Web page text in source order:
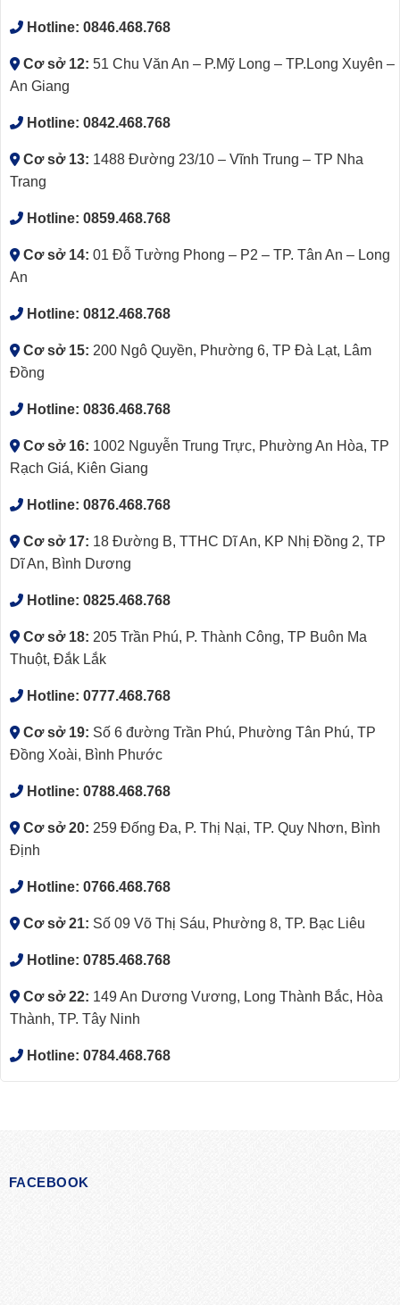
Hotline: 0846.468.768
Cơ sở 12: 51 Chu Văn An – P.Mỹ Long – TP.Long Xuyên –
An Giang
Hotline: 0842.468.768
Cơ sở 13: 1488 Đường 23/10 – Vĩnh Trung – TP Nha
Trang
Hotline: 0859.468.768
Cơ sở 14: 01 Đỗ Tường Phong – P2 – TP. Tân An – Long
An
Hotline: 0812.468.768
Cơ sở 15: 200 Ngô Quyền, Phường 6, TP Đà Lạt, Lâm
Đồng
Hotline: 0836.468.768
Cơ sở 16: 1002 Nguyễn Trung Trực, Phường An Hòa, TP
Rạch Giá, Kiên Giang
Hotline: 0876.468.768
Cơ sở 17: 18 Đường B, TTHC Dĩ An, KP Nhị Đồng 2, TP
Dĩ An, Bình Dương
Hotline: 0825.468.768
Cơ sở 18: 205 Trần Phú, P. Thành Công, TP Buôn Ma
Thuột, Đắk Lắk
Hotline: 0777.468.768
Cơ sở 19: Số 6 đường Trần Phú, Phường Tân Phú, TP
Đồng Xoài, Bình Phước
Hotline: 0788.468.768
Cơ sở 20: 259 Đống Đa, P. Thị Nại, TP. Quy Nhơn, Bình
Định
Hotline: 0766.468.768
Cơ sở 21: Số 09 Võ Thị Sáu, Phường 8, TP. Bạc Liêu
Hotline: 0785.468.768
Cơ sở 22: 149 An Dương Vương, Long Thành Bắc, Hòa
Thành, TP. Tây Ninh
Hotline: 0784.468.768
FACEBOOK